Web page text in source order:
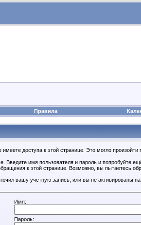
Правила
доступа к этой странице. Это могло произойти
Введите имя пользователя и пароль и попробуйте
к этой странице. Возможно, вы пытаетесь
вашу учётную запись, или вы не активированы
Имя:
Пароль: